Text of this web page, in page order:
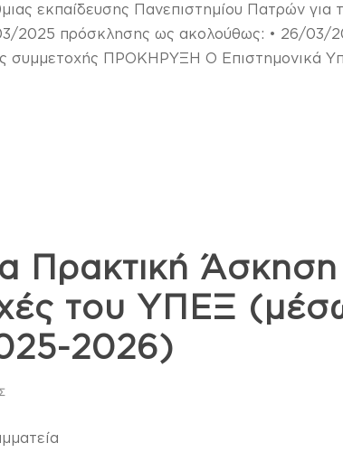
εκπαίδευσης Πανεπιστημίου Πατρών για
2025 πρόσκλησης ως ακολούθως: • 26/03/
συμμετοχής ΠΡΟΚΗΡΥΞΗ Ο Επιστημονικά
Πρακτική
του ΥΠΕΞ
2026)